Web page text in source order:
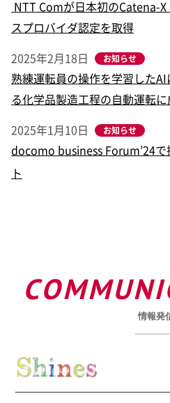
NTT Comが日本初のCatena-
スプロバイダ認定を取得
2025年2月18日 お知らせ
熟練運転員の操作を学習した
る化学品製造工程の自動運転に
2025年1月10日 お知らせ
docomo business Forum’24で
ト
情報発